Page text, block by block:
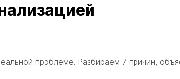
проблеме. Разбираем 7 причин,